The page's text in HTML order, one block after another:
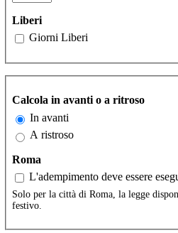
Liberi
Giorni Liberi
Calcola in avanti o a ritroso
In avanti
A ristroso
Roma
L'adempimento deve essere
Solo per la città di Roma, la legge
festivo.